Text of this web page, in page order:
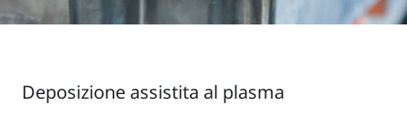
Deposizione assistita al plasma